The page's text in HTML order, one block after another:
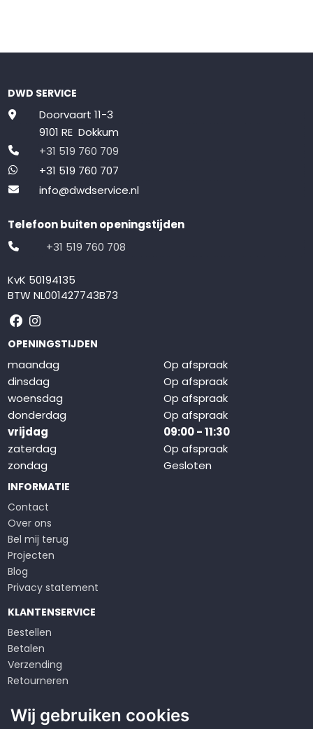
DWD SERVICE
Doorvaart 11-3
9101 RE Dokkum
+31 519 760 709
+31 519 760 707
info@dwdservice.nl
Telefoon buiten openingstijden
+31 519 760 708
KvK 50194135
BTW NL001427743B73
Volg ons op Facebook
Volg ons op Instagram
OPENINGSTIJDEN
maandag
Op afspraak
dinsdag
Op afspraak
woensdag
Op afspraak
donderdag
Op afspraak
vrijdag
09:00 - 11:30
zaterdag
Op afspraak
zondag
Gesloten
INFORMATIE
Contact
Over ons
Bel mij terug
Projecten
Blog
Privacy statement
KLANTENSERVICE
Bestellen
Betalen
Verzending
Retourneren
Algemene voorwaarden
Wij gebruiken cookies